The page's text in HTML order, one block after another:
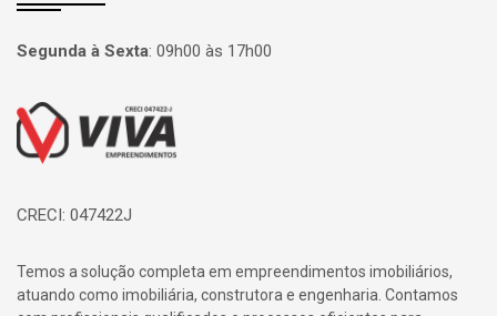
Segunda à Sexta: 09h00 às 17h00
Página inicial
CRECI: 047422J
Temos a solução completa em empreendimentos imobiliários,
atuando como imobiliária, construtora e engenharia. Contamos